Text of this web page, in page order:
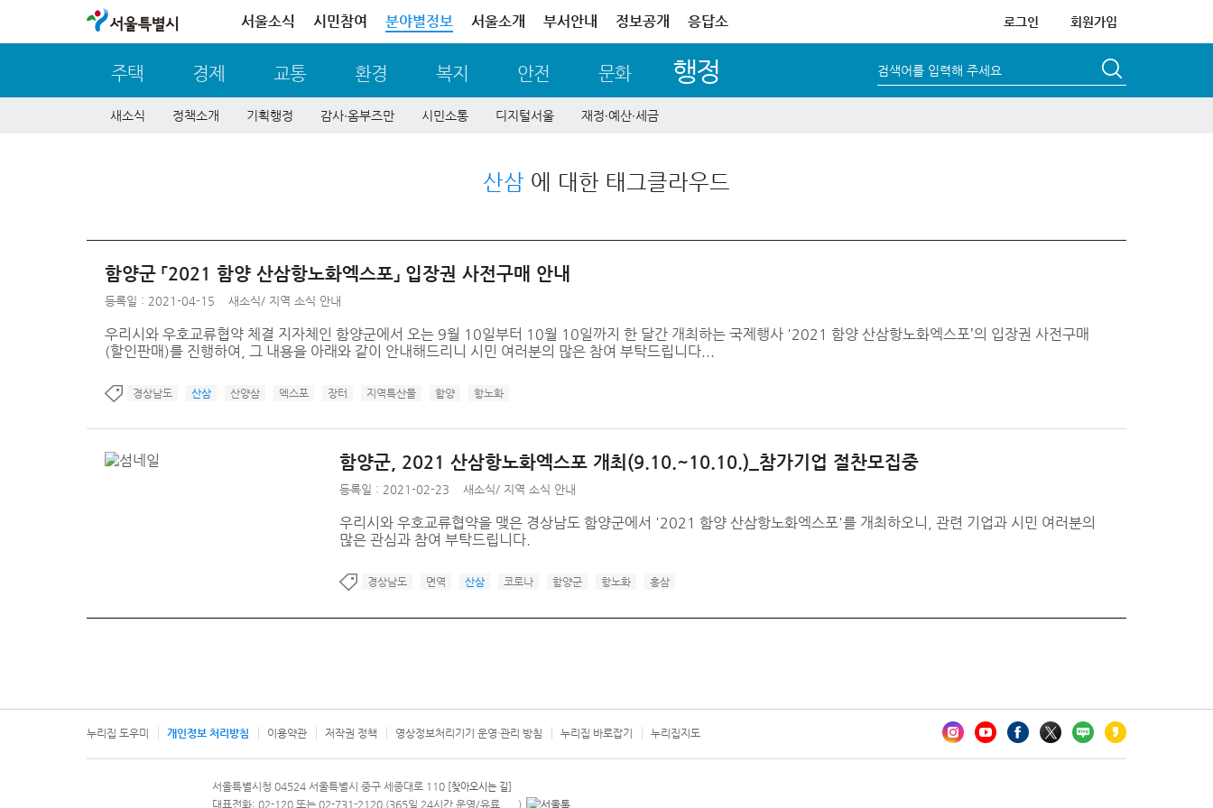
서울특별시 서울소식 시민참여 분야별정보 서울소개 부서안내 정보공개 응답소 로그인 회원가입
주택 경제 교통 환경 복지 안전 문화 행정 검색어를 입력해 주세요
새소식 정책소개 기획행정 감사∙옴부즈만 시민소통 디지털서울 재정∙예산∙세금
산삼 에 대한 태그클라우드
함양군 「2021 함양 산삼항노화엑스포」 입장권 사전구매 안내
등록일 : 2021-04-15 새소식/ 지역 소식 안내
우리시와 우호교류협약 체결 지자체인 함양군에서 오는 9월 10일부터 10월 10일까지 한 달간 개최하는 국제행사 '2021 함양 산삼항노화엑스포’의 입장권 사전구매
(할인판매)를 진행하여, 그 내용을 아래와 같이 안내해드리니 시민 여러분의 많은 참여 부탁드립니다...
경상남도 산삼 산양삼 엑스포 장터 지역특산물 함양 항노화
함양군, 2021 산삼항노화엑스포 개최(9.10.~10.10.)_참가기업 절찬모집중
등록일 : 2021-02-23 새소식/ 지역 소식 안내
우리시와 우호교류협약을 맺은 경상남도 함양군에서 '2021 함양 산삼항노화엑스포'를 개최하오니, 관련 기업과 시민 여러분의
많은 관심과 참여 부탁드립니다.
경상남도 면역 산삼 코로나 함양군 항노화 홍삼
누리집 도우미 개인정보 처리방침 이용약관 저작권 정책 영상정보처리기기 운영·관리 방침 누리집 바로잡기 누리집지도
문의 전화번호 120, 120 다산콜재단
서울특별시청 04524 서울특별시 중구 세종대로 110 [찾아오시는 길]
대표전화: 02-120 또는 02-731-2120 (365일 24시간 운영/유료 )